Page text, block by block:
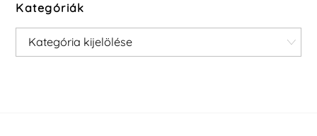
Kategóriák
Kategóriák